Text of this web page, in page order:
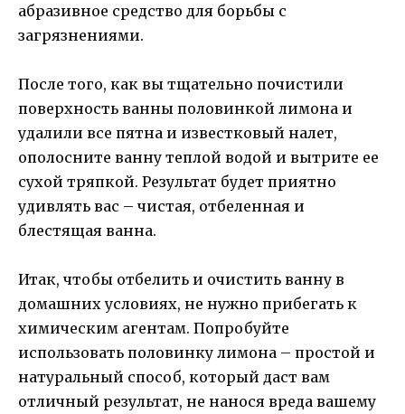
абразивное средство для борьбы с
загрязнениями.
После того, как вы тщательно почистили
поверхность ванны половинкой лимона и
удалили все пятна и известковый налет,
ополосните ванну теплой водой и вытрите ее
сухой тряпкой. Результат будет приятно
удивлять вас – чистая, отбеленная и
блестящая ванна.
Итак, чтобы отбелить и очистить ванну в
домашних условиях, не нужно прибегать к
химическим агентам. Попробуйте
использовать половинку лимона – простой и
натуральный способ, который даст вам
отличный результат, не нанося вреда вашему